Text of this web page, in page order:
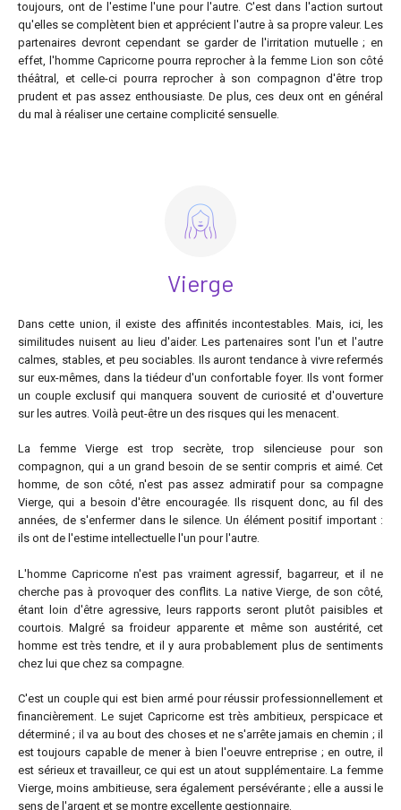
toujours, ont de l'estime l'une pour l'autre. C'est dans l'action surtout
qu'elles se complètent bien et apprécient l'autre à sa propre valeur. Les
partenaires devront cependant se garder de l'irritation mutuelle ; en
effet, l'homme Capricorne pourra reprocher à la femme Lion son côté
théâtral, et celle-ci pourra reprocher à son compagnon d'être trop
prudent et pas assez enthousiaste. De plus, ces deux ont en général
du mal à réaliser une certaine complicité sensuelle.
Vierge
Dans cette union, il existe des affinités incontestables. Mais, ici, les
similitudes nuisent au lieu d'aider. Les partenaires sont l'un et l'autre
calmes, stables, et peu sociables. Ils auront tendance à vivre refermés
sur eux-mêmes, dans la tiédeur d'un confortable foyer. Ils vont former
un couple exclusif qui manquera souvent de curiosité et d'ouverture
sur les autres. Voilà peut-être un des risques qui les menacent.
La femme Vierge est trop secrète, trop silencieuse pour son
compagnon, qui a un grand besoin de se sentir compris et aimé. Cet
homme, de son côté, n'est pas assez admiratif pour sa compagne
Vierge, qui a besoin d'être encouragée. Ils risquent donc, au fil des
années, de s'enfermer dans le silence. Un élément positif important :
ils ont de l'estime intellectuelle l'un pour l'autre.
L'homme Capricorne n'est pas vraiment agressif, bagarreur, et il ne
cherche pas à provoquer des conflits. La native Vierge, de son côté,
étant loin d'être agressive, leurs rapports seront plutôt paisibles et
courtois. Malgré sa froideur apparente et même son austérité, cet
homme est très tendre, et il y aura probablement plus de sentiments
chez lui que chez sa compagne.
C'est un couple qui est bien armé pour réussir professionnellement et
financièrement. Le sujet Capricorne est très ambitieux, perspicace et
déterminé ; il va au bout des choses et ne s'arrête jamais en chemin ; il
est toujours capable de mener à bien l'oeuvre entreprise ; en outre, il
est sérieux et travailleur, ce qui est un atout supplémentaire. La femme
Vierge, moins ambitieuse, sera également persévérante ; elle a aussi le
sens de l'argent et se montre excellente gestionnaire.